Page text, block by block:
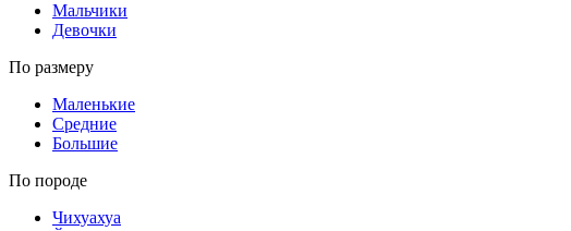
Мальчики
Девочки
По размеру
Маленькие
Средние
Большие
По породе
Чихуахуа